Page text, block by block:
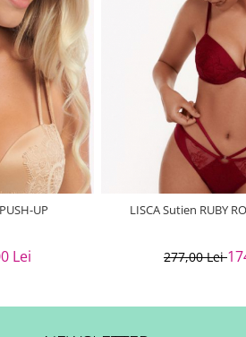
UP
Lei
LISCA Sutien RUBY
277,00 Lei